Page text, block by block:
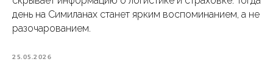
день на Симиланах станет ярким воспоминанием, а не
разочарованием.
25.05.2026